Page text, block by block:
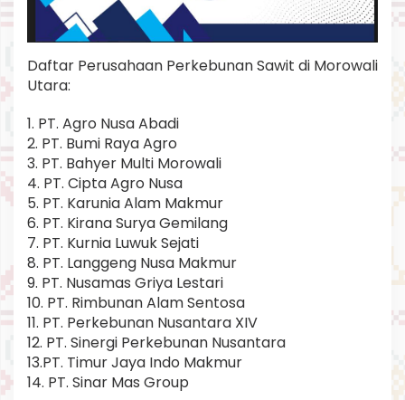
Daftar Perusahaan Perkebunan Sawit di Morowali
Utara:
1. PT. Agro Nusa Abadi
2. PT. Bumi Raya Agro
3. PT. Bahyer Multi Morowali
4. PT. Cipta Agro Nusa
5. PT. Karunia Alam Makmur
6. PT. Kirana Surya Gemilang
7. PT. Kurnia Luwuk Sejati
8. PT. Langgeng Nusa Makmur
9. PT. Nusamas Griya Lestari
10. PT. Rimbunan Alam Sentosa
11. PT. Perkebunan Nusantara XIV
12. PT. Sinergi Perkebunan Nusantara
13.PT. Timur Jaya Indo Makmur
14. PT. Sinar Mas Group